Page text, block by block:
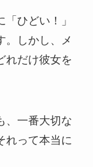
ひどい！」
。しかし、メ
れだけ彼女を
、一番大切な
れって本当に